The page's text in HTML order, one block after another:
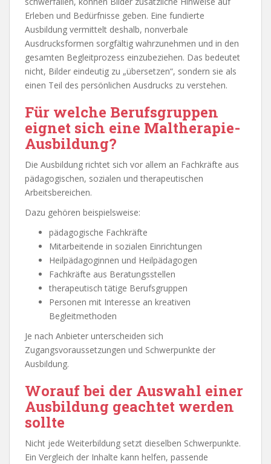
Erleben und Bedürfnisse geben. Eine fundierte
Ausbildung vermittelt deshalb, nonverbale
Ausdrucksformen sorgfältig wahrzunehmen und in den
gesamten Begleitprozess einzubeziehen. Das bedeutet
nicht, Bilder eindeutig zu „übersetzen“, sondern sie als
einen Teil des persönlichen Ausdrucks zu verstehen.
Für welche Berufsgruppen
eignet sich eine Maltherapie-
Ausbildung?
Die Ausbildung richtet sich vor allem an Fachkräfte aus
pädagogischen, sozialen und therapeutischen
Arbeitsbereichen.
Dazu gehören beispielsweise:
pädagogische Fachkräfte
Mitarbeitende in sozialen Einrichtungen
Heilpädagoginnen und Heilpädagogen
Fachkräfte aus Beratungsstellen
therapeutisch tätige Berufsgruppen
Personen mit Interesse an kreativen
Begleitmethoden
Je nach Anbieter unterscheiden sich
Zugangsvoraussetzungen und Schwerpunkte der
Ausbildung.
Worauf bei der Auswahl einer
Ausbildung geachtet werden
sollte
Nicht jede Weiterbildung setzt dieselben Schwerpunkte.
Ein Vergleich der Inhalte kann helfen, passende